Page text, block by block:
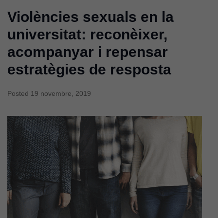
Violències sexuals en la
universitat: reconèixer,
acompanyar i repensar
estratègies de resposta
Posted 19 novembre, 2019
rendiment
possible durant
la vostra visita.
aquestes
cookies,
algunes
del lloc web.
Cookies de
màrqueting
Per a oferir
continguts
publicitaris
relacionats
amb els